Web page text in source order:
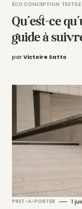
ÉCO CONCEPTION
Qu’est-ce
guide à
parVictoire Satto
PRET-A-PORTER 1